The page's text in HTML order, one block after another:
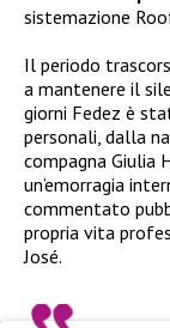
sistemazione
Il periodo
a mantenere il
giorni Fedez è
personali, dalla
compagna Giulia
un’emorragia
commentato
propria vita
José.